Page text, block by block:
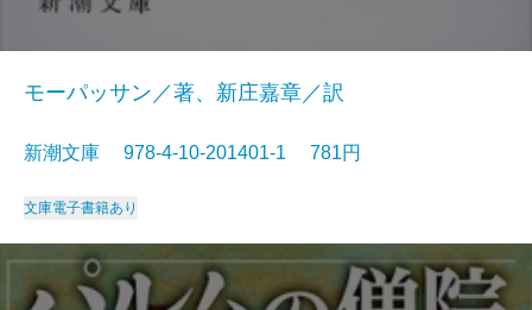
モーパッサン／著、新庄嘉章／訳
新潮文庫 978-4-10-201401-1 781円
文庫電子書籍あり